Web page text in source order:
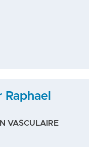
VASCULAIRE